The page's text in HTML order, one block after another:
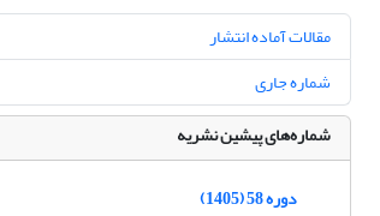
مقالات آماده انتشار
شماره جاری
شماره‌های پیشین نشریه
دوره 58 (1405)